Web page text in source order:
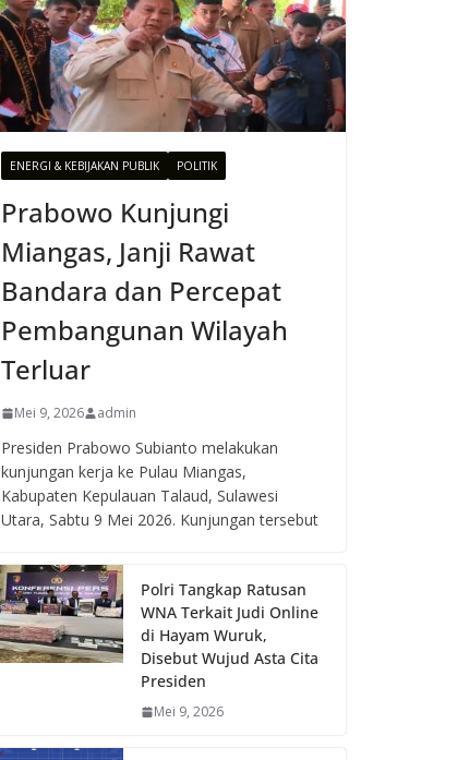
ENERGI & KEBIJAKAN PUBLIK POLITIK
Prabowo Kunjungi
Miangas, Janji Rawat
Bandara dan Percepat
Pembangunan Wilayah
Terluar
Mei 9, 2026 admin
Presiden Prabowo Subianto melakukan
kunjungan kerja ke Pulau Miangas,
Kabupaten Kepulauan Talaud, Sulawesi
Utara, Sabtu 9 Mei 2026. Kunjungan tersebut
Polri Tangkap Ratusan
WNA Terkait Judi Online
di Hayam Wuruk,
Disebut Wujud Asta Cita
Presiden
Mei 9, 2026